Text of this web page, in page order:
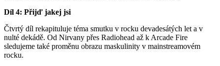
Díl 4: Přijď jakej jsi
Čtvrtý díl rekapituluje téma smutku v rocku devadesátých let a v
nulté dekádě. Od Nirvany přes Radiohead až k Arcade Fire
sledujeme také proměnu obrazu maskulinity v mainstreamovém
rocku.